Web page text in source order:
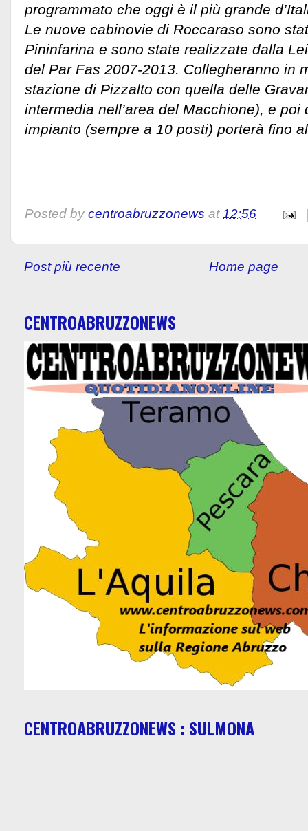
programmato che oggi è il più grande
Le nuove cabinovie di Roccaraso sono
Pininfarina e sono state realizzate dalla
del Par Fas 2007-2013. Collegheranno in
stazione di Pizzalto con quella delle
intermedia nell’area del Macchione), e poi
impianto (sempre a 10 posti) porterà fino
Posted by centroabruzzonews at12:56
Post più recente Home page
CENTROABRUZZONEWS
CENTROABRUZZONEWS : SULMONA